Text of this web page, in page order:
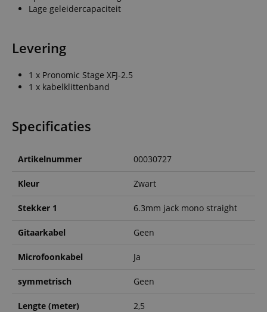
Lage geleidercapaciteit
Levering
1 x Pronomic Stage XFJ-2.5
1 x kabelklittenband
Specificaties
Artikelnummer 00030727
Kleur Zwart
Stekker 1 6.3mm jack mono straight
Gitaarkabel Geen
Microfoonkabel Ja
symmetrisch Geen
Lengte (meter) 2,5